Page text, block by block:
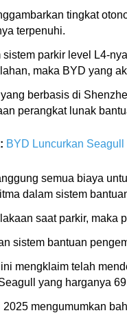
tingkat
terpenuhi.
sistem parkir level L4-
maka BYD yang
berbasis di
perangkat lunak
BYD Luncurkan
semua biaya
dalam sistem
saat parkir, maka
sistem bantuan
mengklaim telah
yang harganya
2025 mengumumkan